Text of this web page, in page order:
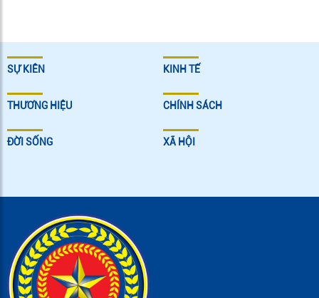
SỰ KIÊN KINH TẾ
THƯƠNG HIỆU CHÍNH SÁCH
ĐỜI SỐNG XÃ HỘI